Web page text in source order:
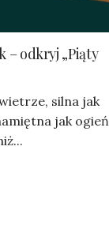
– odkryj „Piąty
silna jak
jak